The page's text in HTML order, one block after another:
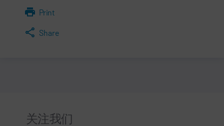
Print
Share
关注我们